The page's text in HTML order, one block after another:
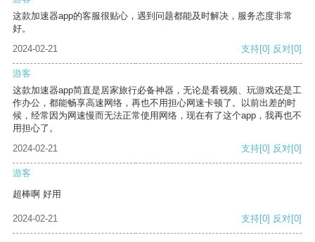
这款加速器app的客服很贴心，遇到问题都能及时解决，服务态度非常
好。
2024-02-21
支持[0] 反对[0]
游客
这款加速器app简直是居家旅行必备神器，无论是看视频、玩游戏还是工
作办公，都能畅享高速网络，再也不用担心网速卡顿了。以前出差的时
候，经常因为网速慢而无法正常使用网络，现在有了这个app，我再也不
用担心了。
2024-02-21
支持[0] 反对[0]
游客
超棒啊 好用
2024-02-21 支持[0] 反对[0]